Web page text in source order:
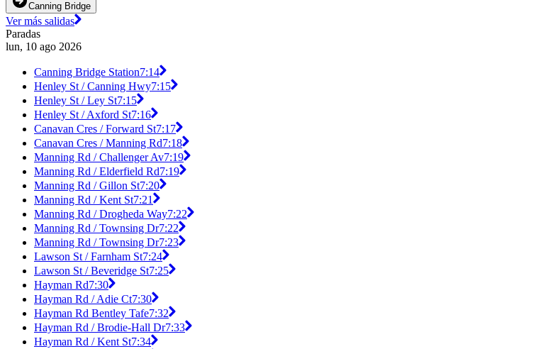
Canning Bridge
Ver más salidas
Paradas
lun, 10 ago 2026
Canning Bridge Station7:14
Henley St / Canning Hwy7:15
Henley St / Ley St7:15
Henley St / Axford St7:16
Canavan Cres / Forward St7:17
Canavan Cres / Manning Rd7:18
Manning Rd / Challenger Av7:19
Manning Rd / Elderfield Rd7:19
Manning Rd / Gillon St7:20
Manning Rd / Kent St7:21
Manning Rd / Drogheda Way7:22
Manning Rd / Townsing Dr7:22
Manning Rd / Townsing Dr7:23
Lawson St / Farnham St7:24
Lawson St / Beveridge St7:25
Hayman Rd7:30
Hayman Rd / Adie Ct7:30
Hayman Rd Bentley Tafe7:32
Hayman Rd / Brodie-Hall Dr7:33
Hayman Rd / Kent St7:34